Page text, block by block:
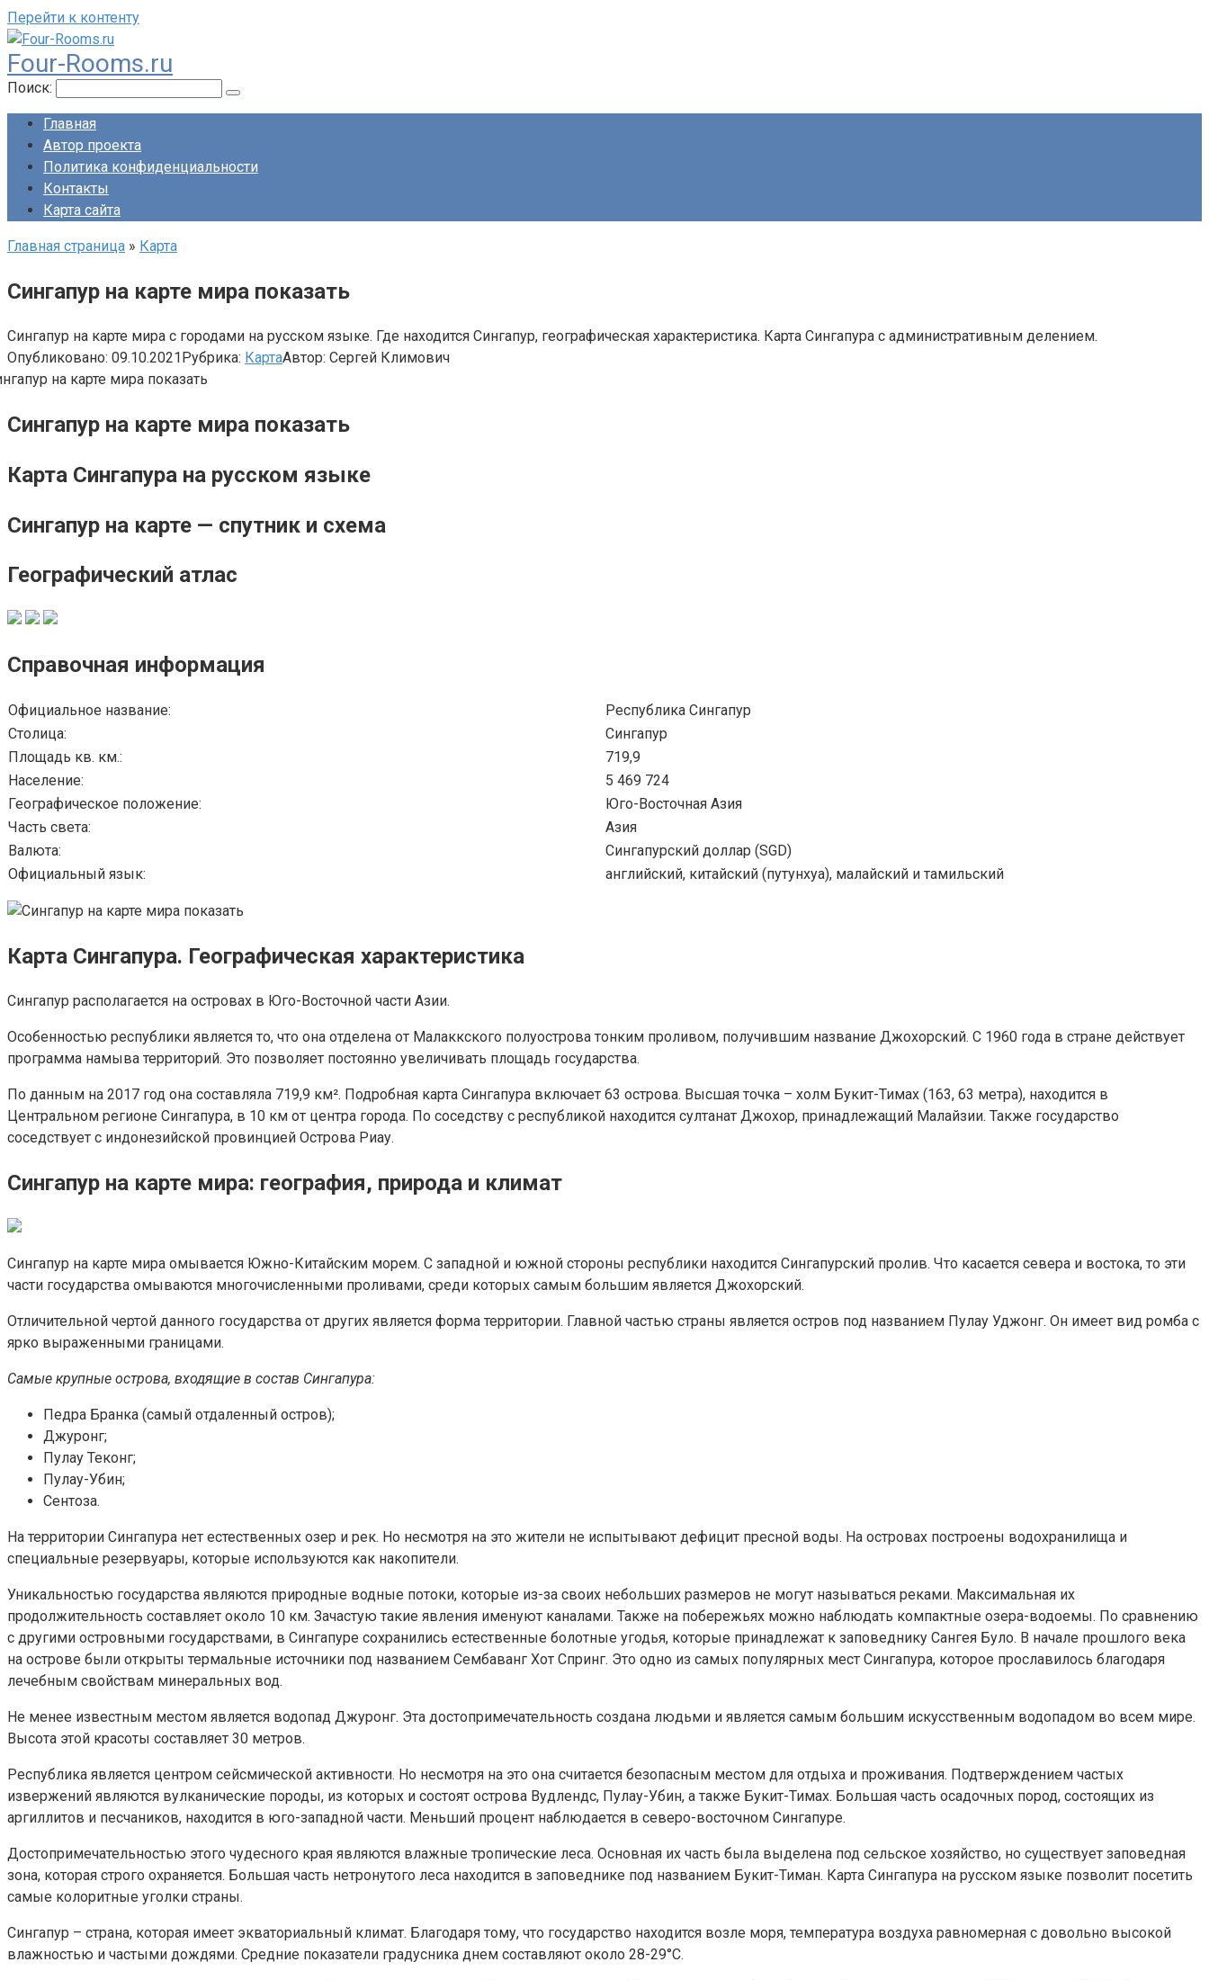
Перейти к контенту
Four-Rooms.ru
Поиск:
Главная
Автор проекта
Политика конфиденциальности
Контакты
Карта сайта
Главная страница » Карта
Сингапур на карте мира показать
Сингапур на карте мира с городами на русском языке. Где находится Сингапур, географическая характеристика. Карта Сингапура с административным делением.
Опубликовано: 09.10.2021Рубрика: КартаАвтор: Сергей Климович
Сингапур на карте мира показать
Карта Сингапура на русском языке
Сингапур на карте — спутник и схема
Географический атлас
Справочная информация
Официальное название:
Республика Сингапур
Столица:
Сингапур
Площадь кв. км.:
719,9
Население:
5 469 724
Географическое положение:
Юго-Восточная Азия
Часть света:
Азия
Валюта:
Сингапурский доллар (SGD)
Официальный язык:
английский, китайский (путунхуа), малайский и тамильский
Карта Сингапура. Географическая характеристика
Сингапур располагается на островах в Юго-Восточной части Азии.
Особенностью республики является то, что она отделена от Малаккского полуострова тонким проливом, получившим название Джохорский. С 1960 года в стране действует
программа намыва территорий. Это позволяет постоянно увеличивать площадь государства.
По данным на 2017 год она составляла 719,9 км². Подробная карта Сингапура включает 63 острова. Высшая точка – холм Букит-Тимах (163, 63 метра), находится в
Центральном регионе Сингапура, в 10 км от центра города. По соседству с республикой находится султанат Джохор, принадлежащий Малайзии. Также государство
соседствует с индонезийской провинцией Острова Риау.
Сингапур на карте мира: география, природа и климат
Сингапур на карте мира омывается Южно-Китайским морем. С западной и южной стороны республики находится Сингапурский пролив. Что касается севера и востока, то эти
части государства омываются многочисленными проливами, среди которых самым большим является Джохорский.
Отличительной чертой данного государства от других является форма территории. Главной частью страны является остров под названием Пулау Уджонг. Он имеет вид ромба с
ярко выраженными границами.
Самые крупные острова, входящие в состав Сингапура:
Педра Бранка (самый отдаленный остров);
Джуронг;
Пулау Теконг;
Пулау-Убин;
Сентоза.
На территории Сингапура нет естественных озер и рек. Но несмотря на это жители не испытывают дефицит пресной воды. На островах построены водохранилища и
специальные резервуары, которые используются как накопители.
Уникальностью государства являются природные водные потоки, которые из-за своих небольших размеров не могут называться реками. Максимальная их
продолжительность составляет около 10 км. Зачастую такие явления именуют каналами. Также на побережьях можно наблюдать компактные озера-водоемы. По сравнению
с другими островными государствами, в Сингапуре сохранились естественные болотные угодья, которые принадлежат к заповеднику Сангея Було. В начале прошлого века
на острове были открыты термальные источники под названием Сембаванг Хот Спринг. Это одно из самых популярных мест Сингапура, которое прославилось благодаря
лечебным свойствам минеральных вод.
Не менее известным местом является водопад Джуронг. Эта достопримечательность создана людьми и является самым большим искусственным водопадом во всем мире.
Высота этой красоты составляет 30 метров.
Республика является центром сейсмической активности. Но несмотря на это она считается безопасным местом для отдыха и проживания. Подтверждением частых
извержений являются вулканические породы, из которых и состоят острова Вудлендс, Пулау-Убин, а также Букит-Тимах. Большая часть осадочных пород, состоящих из
аргиллитов и песчаников, находится в юго-западной части. Меньший процент наблюдается в северо-восточном Сингапуре.
Достопримечательностью этого чудесного края являются влажные тропические леса. Основная их часть была выделена под сельское хозяйство, но существует заповедная
зона, которая строго охраняется. Большая часть нетронутого леса находится в заповеднике под названием Букит-Тиман. Карта Сингапура на русском языке позволит посетить
самые колоритные уголки страны.
Сингапур – страна, которая имеет экваториальный климат. Благодаря тому, что государство находится возле моря, температура воздуха равномерная с довольно высокой
влажностью и частыми дождями. Средние показатели градусника днем составляют около 28-29°С.